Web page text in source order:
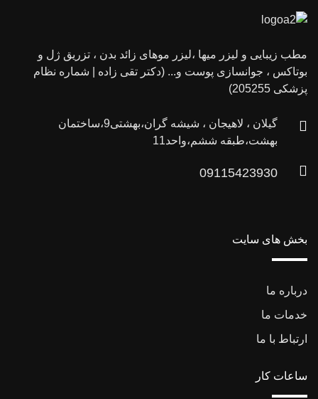
مطب زیبایی و لیزر میها ،لیزر موهای زائد بدن ، تزریق ژل و
بوتاکس ، جوانسازی پوست و... (دکتر تقی زاده | شماره نظام
پزشکی 205255)
گیلان ، لاهیجان ، شیشه گران،بهشتی9،ساختمان
بهشت،طبقه ششم،واحد11
09115423930
بخش های سایت
درباره ما
خدمات ما
ارتباط با ما
ساعات کار